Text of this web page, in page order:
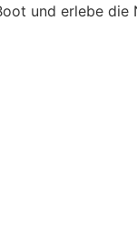
und erlebe